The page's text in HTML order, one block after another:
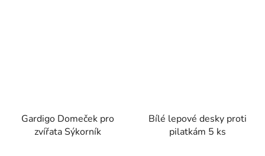
Gardigo Domeček pro
zvířata Sýkorník
Bílé lepové desky proti
pilatkám 5 ks